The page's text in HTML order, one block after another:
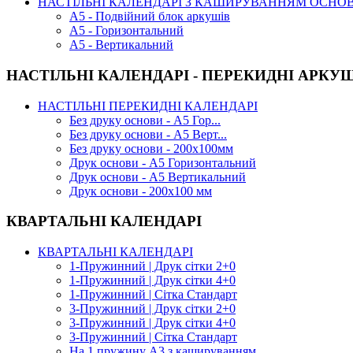
А5 - Подвійний блок аркушів
А5 - Горизонтальний
А5 - Вертикальний
НАСТІЛЬНІ КАЛЕНДАРІ - ПЕРЕКИДНІ
НАСТІЛЬНІ ПЕРЕКИДНІ КАЛЕНДАРІ
Без друку основи - А5 Гор...
Без друку основи - А5 Верт...
Без друку основи - 200х100мм
Друк основи - А5 Горизонтальний
Друк основи - А5 Вертикальний
Друк основи - 200х100 мм
КВАРТАЛЬНІ КАЛЕНДАРІ
КВАРТАЛЬНІ КАЛЕНДАРІ
1-Пружинний | Друк сітки 2+0
1-Пружинний | Друк сітки 4+0
1-Пружинний | Сітка Стандарт
3-Пружинний | Друк сітки 2+0
3-Пружинний | Друк сітки 4+0
3-Пружинний | Сітка Стандарт